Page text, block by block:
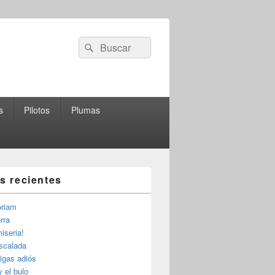
Buscar
por:
Buscar
Pilotos Plumas
recientes
adiós
el bulo